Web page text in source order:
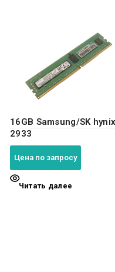
16GB Samsung/SK hynix
2933
Цена по запросу
Читать далее